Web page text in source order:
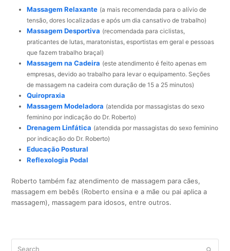
Massagem Relaxante (a mais recomendada para o alívio de
tensão, dores localizadas e após um dia cansativo de trabalho)
Massagem Desportiva (recomendada para ciclistas,
praticantes de lutas, maratonistas, esportistas em geral e pessoas
que fazem trabalho braçal)
Massagem na Cadeira (este atendimento é feito apenas em
empresas, devido ao trabalho para levar o equipamento. Seções
de massagem na cadeira com duração de 15 a 25 minutos)
Quiropraxia
Massagem Modeladora (atendida por massagistas do sexo
feminino por indicação do Dr. Roberto)
Drenagem Linfática (atendida por massagistas do sexo feminino
por indicação do Dr. Roberto)
Educação Postural
Reflexologia Podal
Roberto também faz atendimento de massagem para cães,
massagem em bebês (Roberto ensina e a mãe ou pai aplica a
massagem), massagem para idosos, entre outros.